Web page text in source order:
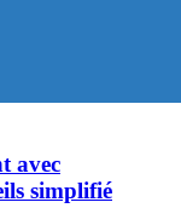
avec
simplifié